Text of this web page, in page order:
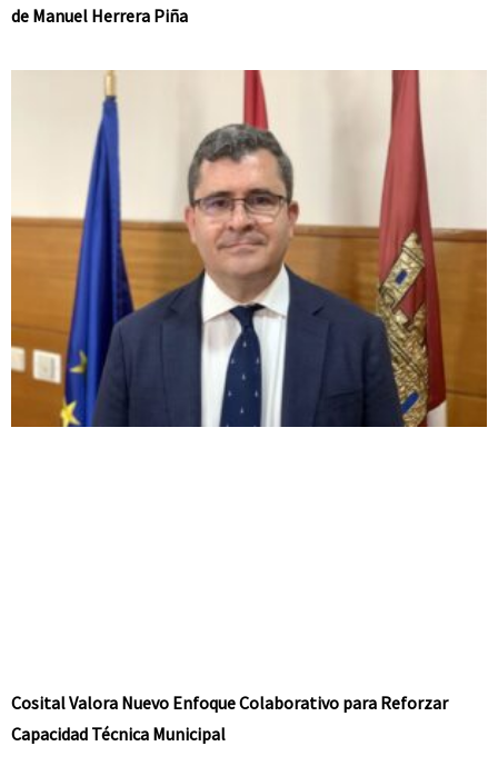
de Manuel Herrera Piña
Cosital Valora Nuevo Enfoque Colaborativo para Reforzar
Capacidad Técnica Municipal